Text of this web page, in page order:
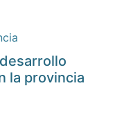
la provincia